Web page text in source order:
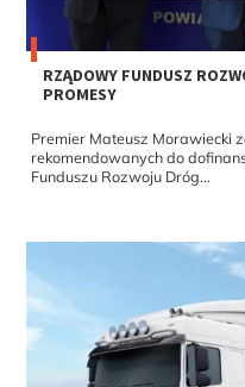
RZĄDOWY FUNDUSZ
PROMESY
Premier Mateusz Morawiecki
rekomendowanych do
Funduszu Rozwoju Dróg...